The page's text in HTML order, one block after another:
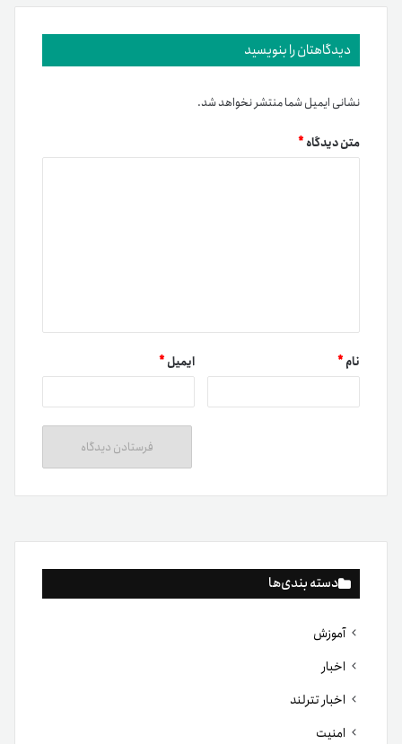
دسته بندی‌ها
آموزش
اخبار
اخبار تترلند
امنیت
دیدگاهتان را بنویسید
نشانی ایمیل شما منتشر نخواهد شد.
متن دیدگاه*
نام* ایمیل*